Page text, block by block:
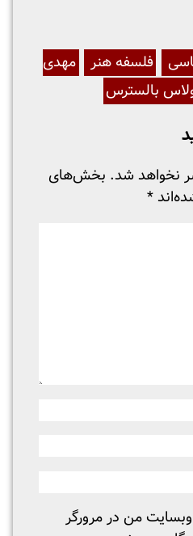
فلسفه هنر
مهدی
بالسترس
نخواهد شد. بخش‌های
*
وبسایت من در مرورگر